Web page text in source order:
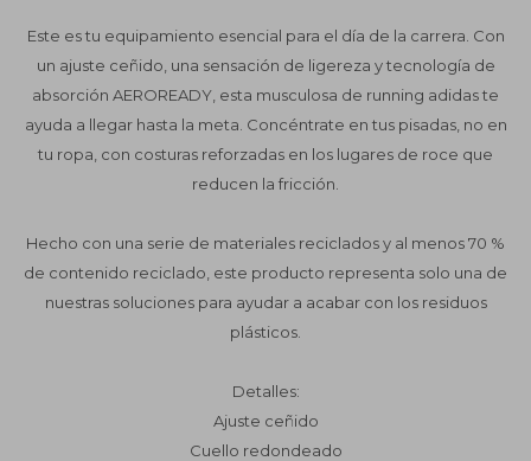
Este es tu equipamiento esencial para el día de la carrera. Con
un ajuste ceñido, una sensación de ligereza y tecnología de
absorción AEROREADY, esta musculosa de running adidas te
ayuda a llegar hasta la meta. Concéntrate en tus pisadas, no en
tu ropa, con costuras reforzadas en los lugares de roce que
reducen la fricción.
Hecho con una serie de materiales reciclados y al menos 70 %
de contenido reciclado, este producto representa solo una de
nuestras soluciones para ayudar a acabar con los residuos
plásticos.
Detalles:
Ajuste ceñido
Cuello redondeado